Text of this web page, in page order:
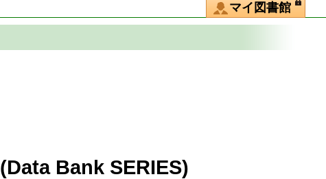
マイ図書館
Bank SERIES)